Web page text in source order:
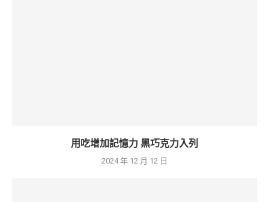
用吃增加記憶力 黑巧克力入列
2024 年 12 月 12 日